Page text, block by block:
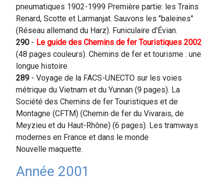
pneumatiques 1902-1999 Première partie: les Trains
Renard, Scotte et Larmanjat. Sauvons les "baleines"
(Réseau allemand du Harz). Funiculaire d'Évian.
290 - Le guide des Chemins de fer Touristiques 2002
(48 pages couleurs). Chemins de fer et tourisme : une
longue histoire.
289 - Voyage de la FACS-UNECTO sur les voies
métrique du Vietnam et du Yunnan (9 pages). La
Société des Chemins de fer Touristiques et de
Montagne (CFTM) (Chemin de fer du Vivarais, de
Meyzieu et du Haut-Rhône) (6 pages). Les tramways
modernes en France et dans le monde
Nouvelle maquette.
Année 2001